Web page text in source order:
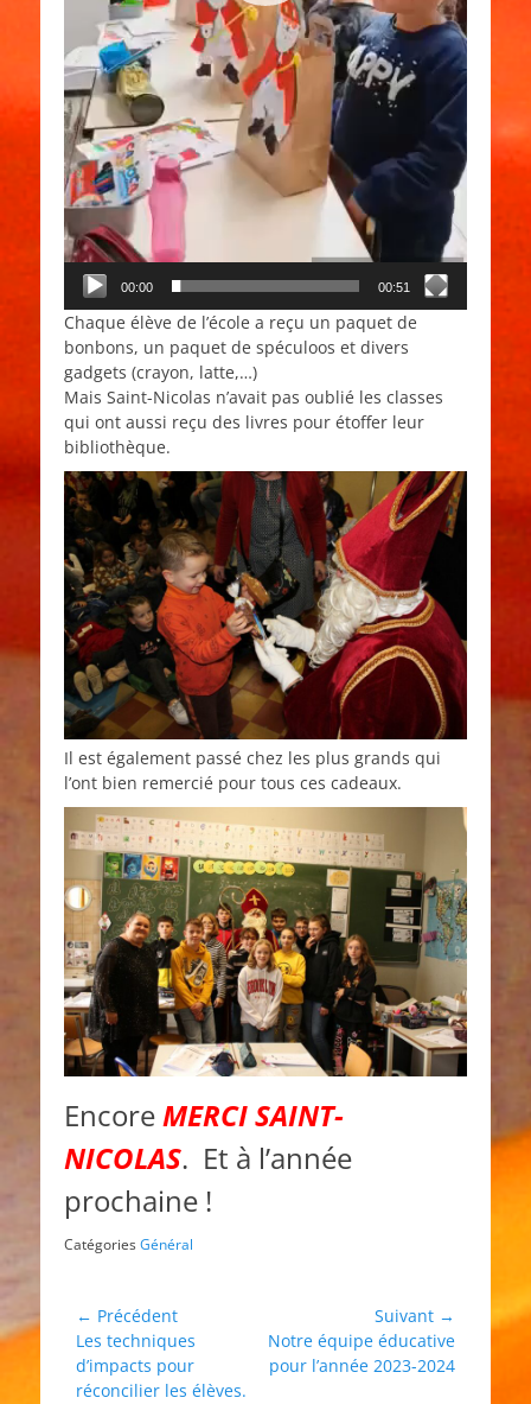
00:00 00:51
Chaque élève de l’école a reçu un paquet de
bonbons, un paquet de spéculoos et divers
gadgets (crayon, latte,…)
Mais Saint-Nicolas n’avait pas oublié les classes
qui ont aussi reçu des livres pour étoffer leur
bibliothèque.
Il est également passé chez les plus grands qui
l’ont bien remercié pour tous ces cadeaux.
EncoreMERCI SAINT-
NICOLAS. Et à l’année
prochaine !
CatégoriesGénéral
Navigation
de
l’article
← Précédent
Article
précédent :
Les techniques
d’impacts pour
réconcilier les élèves.
Suivant →
Article
suivant :
Notre équipe éducative
pour l’année 2023-2024